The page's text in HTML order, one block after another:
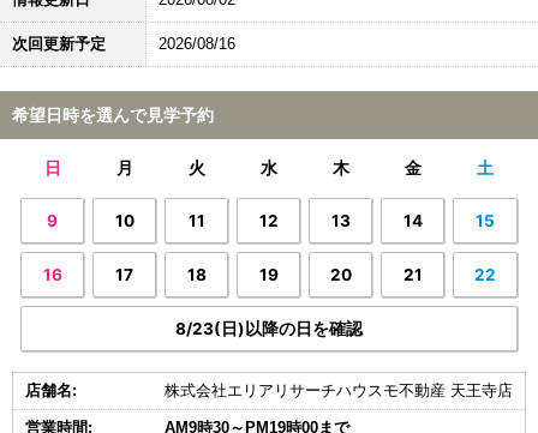
次回更新予定 2026/08/16
希望日時を選んで見学予約
日 月 火 水 木 金 土
9 10 11 12 13 14 15
16 17 18 19 20 21 22
8/23(日)以降の日を確認
店舗名: 株式会社エリアリサーチハウスモ不動産 天王寺店
営業時間: AM9時30～PM19時00まで